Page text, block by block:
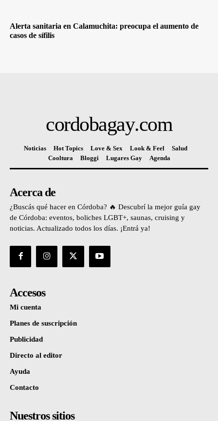
Alerta sanitaria en Calamuchita: preocupa el aumento de
casos de sífilis
cordobagay.com
Noticias Hot Topics Love & Sex Look & Feel
Salud
Cooltura
Bloggi Lugares Gay Agenda
Acerca de
¿Buscás qué hacer en Córdoba? 🔥 Descubrí la mejor guía gay
de Córdoba: eventos, boliches LGBT+, saunas, cruising y
noticias. Actualizado todos los días. ¡Entrá ya!
Accesos
Mi cuenta
Planes de suscripción
Publicidad
Directo al editor
Ayuda
Contacto
Nuestros sitios